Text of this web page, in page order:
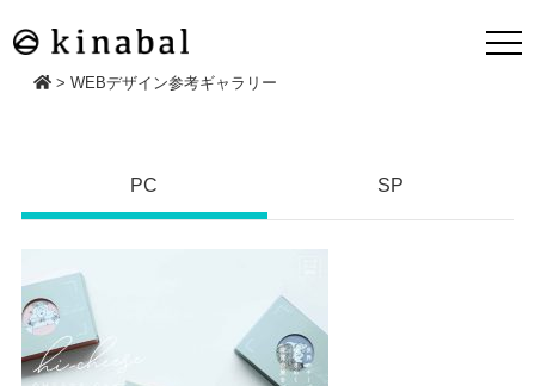
> WEBデザイン参考ギャラリー
PC SP